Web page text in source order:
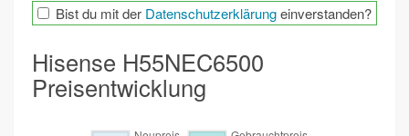
Bist du mit der Datenschutzerklärungeinverstanden?
Hisense H55NEC6500
Preisentwicklung